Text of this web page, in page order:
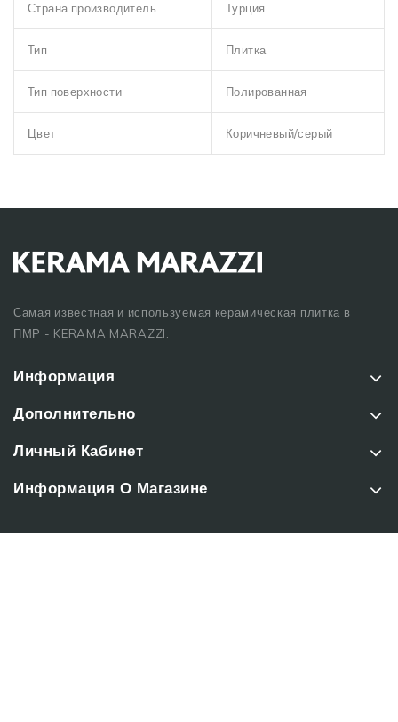
Страна производитель Турция
Тип Плитка
Тип поверхности Полированная
Цвет Коричневый/серый
Самая известная и используемая керамическая плитка в
ПМР - KERAMA MARAZZI.
Информация
Дополнительно
Личный Кабинет
Информация О Магазине